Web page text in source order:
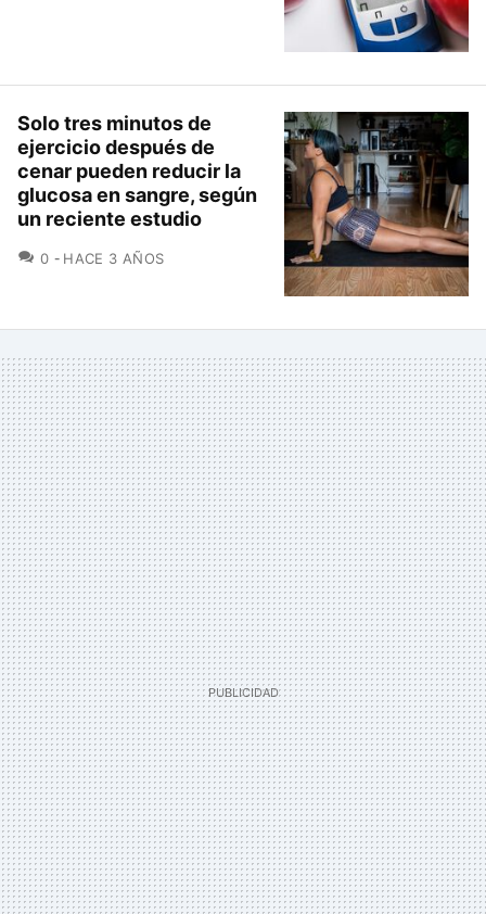
Solo tres minutos de
ejercicio después de
cenar pueden reducir la
glucosa en sangre, según
un reciente estudio
0 COMENTARIOS
HACE 3 AÑOS